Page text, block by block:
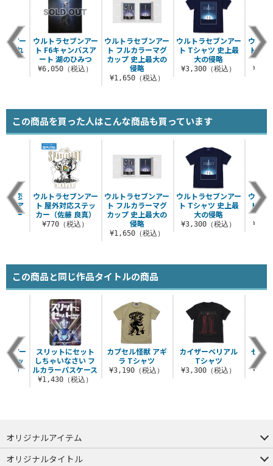
ウルトラセブンアー
ト フルカラーマグ
カップ 史上最大の
侵略
¥1,650（税込）
ウルトラセブンアー
ト Tシャツ 史上最
大の侵略
¥3,300（税込）
ウルト
ト ラ
ンアー
われ
ウルトラセブンアー
ト F6キャンバスア
ート 湖のひみつ
¥6,050（税込）
この商品を買った人はこんな商品も買っています
ウルトラセブンアー
ト フルカラーマグ
カップ 史上最大の
侵略
¥1,650（税込）
ウルトラセブンアー
ト Tシャツ 史上最
大の侵略
¥3,300（税込）
ウルト
ト T
で恋
風ア
キー
ウルトラセブンアー
ト 屋外対応ステッ
カー（佐藤 良真）
¥770（税込）
この商品と同じ作品タイトルの商品
カプセル怪獣 アギ
ラ Tシャツ
¥3,190（税込）
カイザーベリアル
Tシャツ
¥3,300（税込）
ゼッ
ト
ンアー
テッ
真）
スリットにセット
しちゃいなさい フ
ルカラーパスケース
¥1,430（税込）
オリジナルアイテム
つままれ
つかまれ
ピョコッテ
オリジナルタイトル